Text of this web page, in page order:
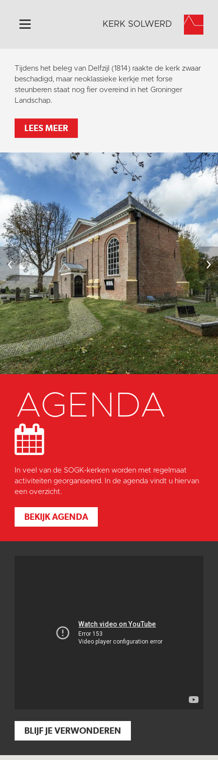
Home
Algemeen
Historie
Activiteiten
Contact
Vaktaal
KERK SOLWERD
Tijdens het beleg van Delfzijl (1814) raakte de kerk zwaar
beschadigd, maar neoklassieke kerkje met forse
steunberen staat nog fier overeind in het Groninger
Landschap.
LEES MEER
‹ ›
AGENDA
In veel van de SOGK-kerken worden met regelmaat
activiteiten georganiseerd. In de agenda vindt u hiervan
een overzicht.
BEKIJK AGENDA
BLIJF JE VERWONDEREN